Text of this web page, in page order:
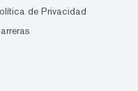
de Privacidad